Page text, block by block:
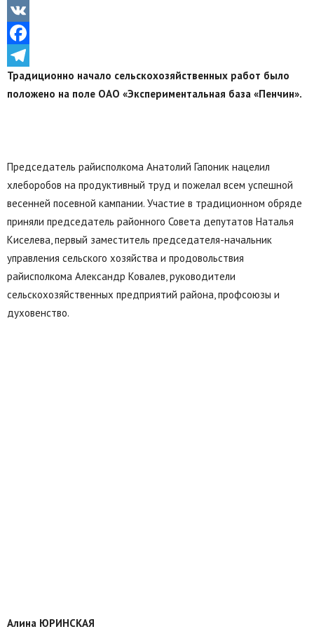
Odnoklassniki
VK
Facebook
Telegram
Традиционно начало сельскохозяйственных работ было
положено на поле ОАО «Экспериментальная база «Пенчин».
Председатель райисполкома Анатолий Гапоник нацелил
хлеборобов на продуктивный труд и пожелал всем успешной
весенней посевной кампании. Участие в традиционном обряде
приняли председатель районного Совета депутатов Наталья
Киселева, первый заместитель председателя-начальник
управления сельского хозяйства и продовольствия
райисполкома Александр Ковалев, руководители
сельскохозяйственных предприятий района, профсоюзы и
духовенство.
Алина ЮРИНСКАЯ